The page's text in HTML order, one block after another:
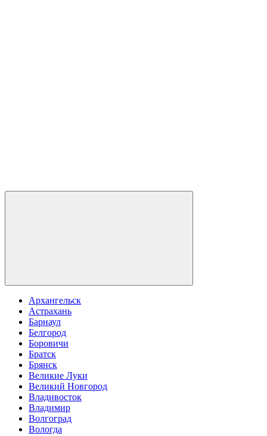
Архангельск
Астрахань
Барнаул
Белгород
Боровичи
Братск
Брянск
Великие Луки
Великий Новгород
Владивосток
Владимир
Волгоград
Вологда